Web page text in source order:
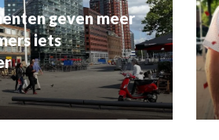
geven meer
iets